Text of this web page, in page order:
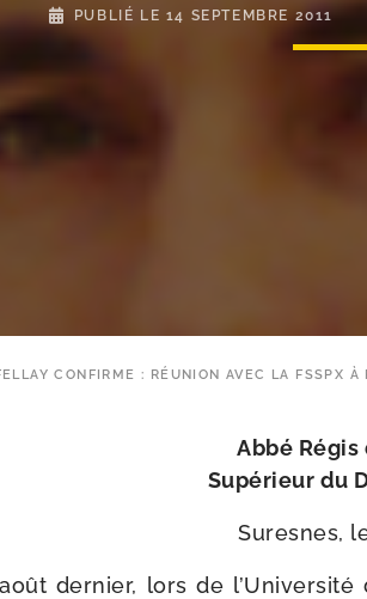
PUBLIÉ LE 14 SEPTEMBRE 2011
CONFIRME : RÉUNION AVEC LA FSSPX
Abbé Régis
Supérieur du
Suresnes,
der­nier, lors de